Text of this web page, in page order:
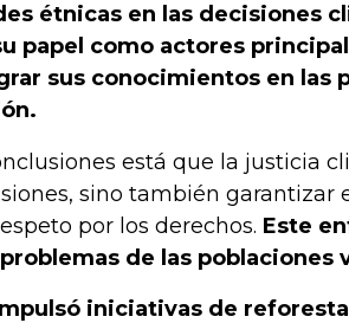
étnicas en las decisiones
papel como actores
sus conocimientos en las
está que la justicia
sino también garantizar
por los derechos. Este
de las poblaciones
iniciativas de